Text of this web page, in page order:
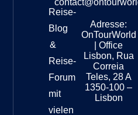
Reise-
Blog
&
Reise-
Forum
mit
vielen
Adresse:
OnTourWorld
| Office
Lisbon, Rua
Correia
Teles, 28 A
1350-100 –
Lisbon